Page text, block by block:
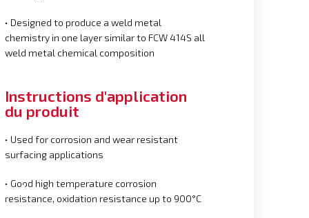
• Designed to produce a weld metal
chemistry in one layer similar to FCW 414S all
weld metal chemical composition
Instructions d'application
du produit
• Used for corrosion and wear resistant
surfacing applications
• Good high temperature corrosion
resistance, oxidation resistance up to 900°C